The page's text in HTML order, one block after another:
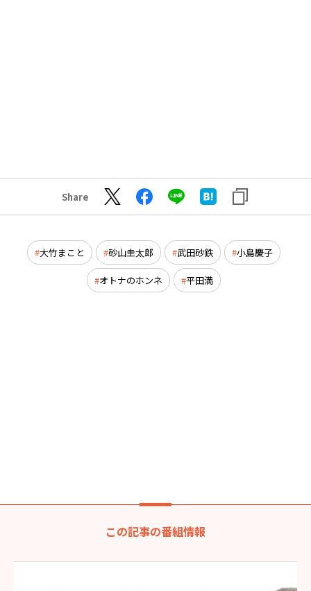
Share
大竹まこと 砂山圭太郎 武田砂鉄 小島慶子
オトナのホンネ 平田満
この記事の番組情報